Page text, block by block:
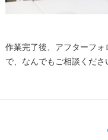
作業完了後、アフターフ
で、なんでもご相談くださ